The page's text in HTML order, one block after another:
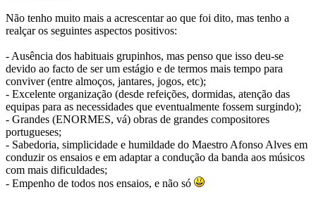
Não tenho muito mais a acrescentar ao que foi dito, mas tenho a
realçar os seguintes aspectos positivos:
- Ausência dos habituais grupinhos, mas penso que isso deu-se
devido ao facto de ser um estágio e de termos mais tempo para
conviver (entre almoços, jantares, jogos, etc);
- Excelente organização (desde refeições, dormidas, atenção das
equipas para as necessidades que eventualmente fossem surgindo);
- Grandes (ENORMES, vá) obras de grandes compositores
portugueses;
- Sabedoria, simplicidade e humildade do Maestro Afonso Alves em
conduzir os ensaios e em adaptar a condução da banda aos músicos
com mais dificuldades;
- Empenho de todos nos ensaios, e não só